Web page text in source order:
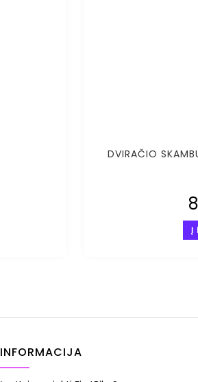
DVIRAČIO
Į
INFORMACIJA